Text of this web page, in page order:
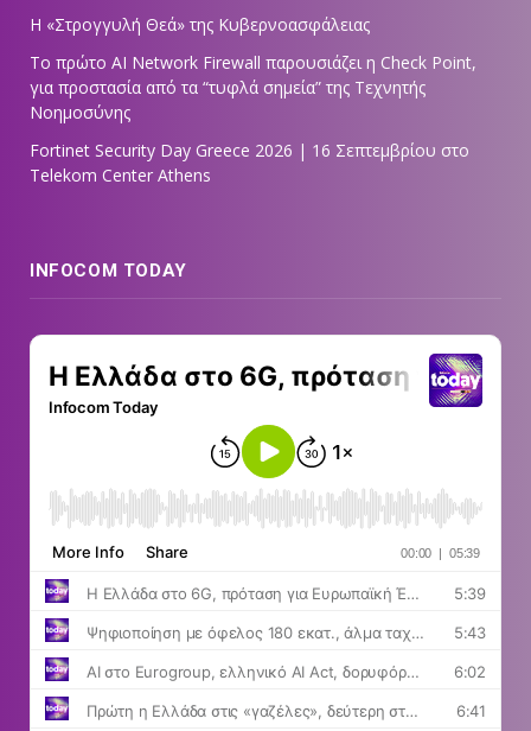
Η «Στρογγυλή Θεά» της Κυβερνοασφάλειας
Tο πρώτο AI Network Firewall παρουσιάζει η Check Point,
για προστασία από τα “τυφλά σημεία” της Τεχνητής
Νοημοσύνης
Fortinet Security Day Greece 2026 | 16 Σεπτεμβρίου στο
Telekom Center Athens
INFOCOM TODAY